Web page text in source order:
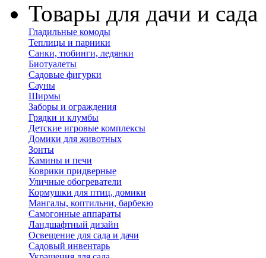
Товары для дачи и сада
Гладильные комоды
Теплицы и парники
Санки, тюбинги, ледянки
Биотуалеты
Садовые фигурки
Сауны
Ширмы
Заборы и ограждения
Грядки и клумбы
Детские игровые комплексы
Домики для животных
Зонты
Камины и печи
Коврики придверные
Уличные обогреватели
Кормушки для птиц, домики
Мангалы, коптильни, барбекю
Самогонные аппараты
Ландшафтный дизайн
Освещение для сада и дачи
Садовый инвентарь